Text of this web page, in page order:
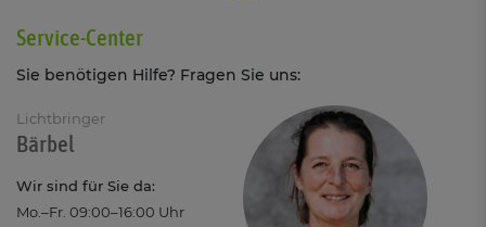
Service-Center
Sie benötigen Hilfe? Fragen Sie uns:
Lichtbringer
Bärbel
Wir sind für Sie da:
Mo.–Fr. 09:00–16:00 Uhr